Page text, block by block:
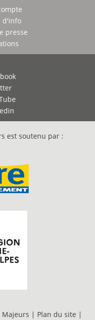
d'info
presse
est soutenu par :
Majeurs | Plan du site |